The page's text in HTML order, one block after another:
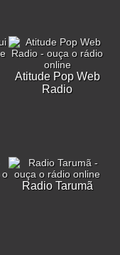
Atitude Pop Web
Radio
Radio Tarumã